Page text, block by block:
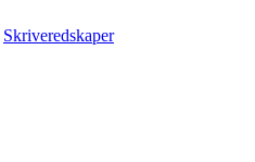
Skriveredskaper